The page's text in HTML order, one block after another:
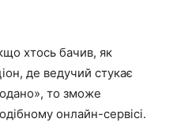
хтось бачив, як
де ведучий стукає
то зможе
онлайн-сервісі.